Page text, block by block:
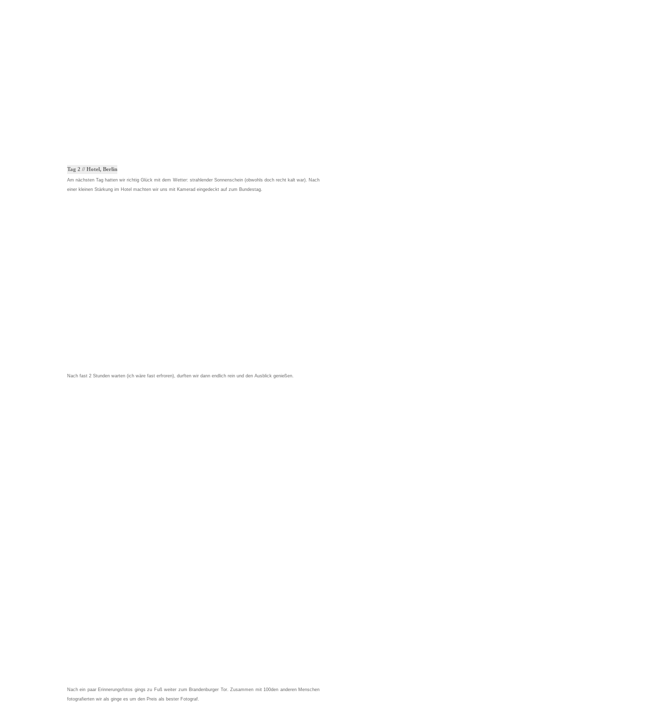
Tag 2 // Hotel, Berlin
Am nächsten Tag hatten wir richtig Glück mit dem Wetter: strahlender Sonnenschein (obwohls doch recht kalt war). Nach
einer kleinen Stärkung im Hotel machten wir uns mit Kamerad eingedeckt auf zum Bundestag.
Nach fast 2 Stunden warten (ich wäre fast erfroren), durften wir dann endlich rein und den Ausblick genießen.
Nach ein paar Erinnerungsfotos gings zu Fuß weiter zum Brandenburger Tor. Zusammen mit 100den anderen Menschen
fotografierten wir als ginge es um den Preis als bester Fotograf.